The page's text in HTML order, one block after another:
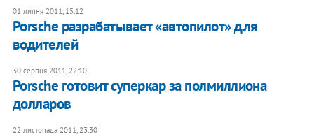
01 липня 2011, 15:12
Porsche разрабатывает «автопилот» для
водителей
30 серпня 2011, 22:10
Porsche готовит суперкар за полмиллиона
долларов
22 листопада 2011, 23:30